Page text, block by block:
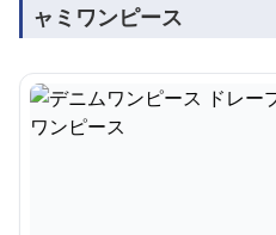
ャミワンピース